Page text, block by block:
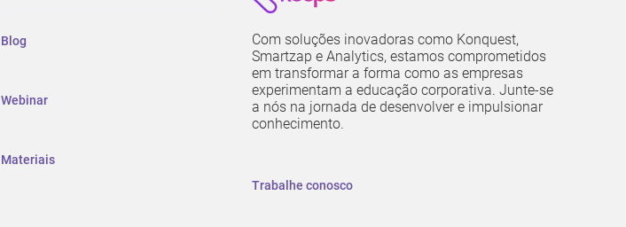
Blog
Webinar
Materiais
Com soluções inovadoras como Konquest,
Smartzap e Analytics, estamos comprometidos
em transformar a forma como as empresas
experimentam a educação corporativa. Junte-se
a nós na jornada de desenvolver e impulsionar
conhecimento.
Trabalhe conosco